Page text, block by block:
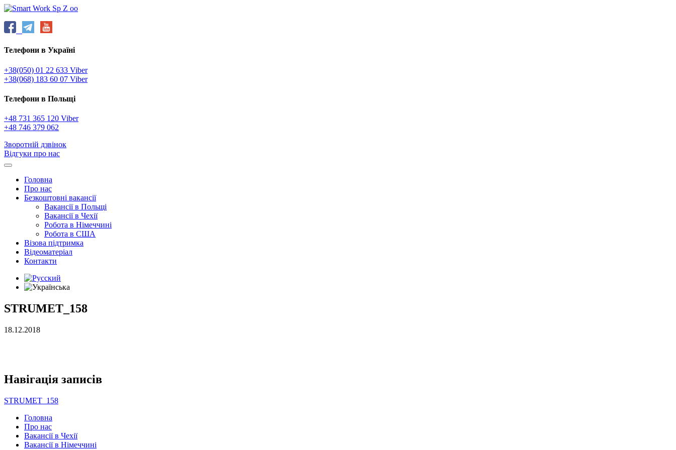
Телефони в Україні
+38(050) 01 22 633 Viber
+38(068) 183 60 07 Viber
Телефони в Польщі
+48 731 365 120 Viber
+48 746 379 062
Зворотній дзвінок
Відгуки про нас
Головна
Про нас
Безкоштовні вакансії
Вакансії в Польщі
Вакансії в Чехії
Робота в Німеччині
Робота в США
Візова підтримка
Відеоматеріал
Контакти
STRUMET_158
18.12.2018
Навігація записів
STRUMET_158
Головна
Про нас
Вакансії в Чехії
Вакансії в Німеччині